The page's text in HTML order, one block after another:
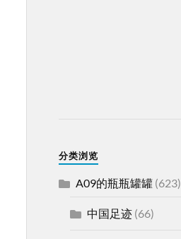
分类浏览
A09的瓶瓶罐罐(623)
中国足迹(66)